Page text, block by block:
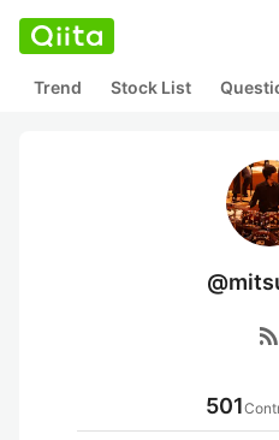
Trend Stock List
rss_feed
501